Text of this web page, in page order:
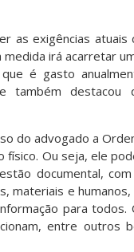
as exigências
irá acarretar
é gasto
também
do advogado a
Ou seja, ele
documental,
materiais e
para
entre outros